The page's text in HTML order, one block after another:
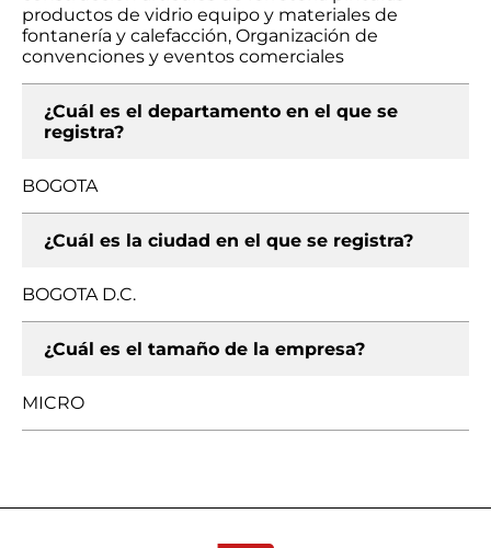
productos de vidrio equipo y materiales de
fontanería y calefacción, Organización de
convenciones y eventos comerciales
¿Cuál es el departamento en el que se
registra?
BOGOTA
¿Cuál es la ciudad en el que se registra?
BOGOTA D.C.
¿Cuál es el tamaño de la empresa?
MICRO